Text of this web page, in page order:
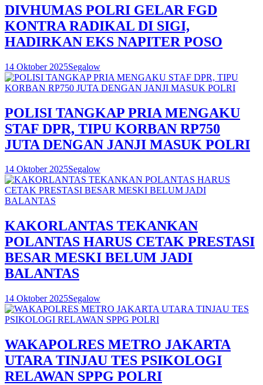
DIVHUMAS POLRI GELAR FGD
KONTRA RADIKAL DI SIGI,
HADIRKAN EKS NAPITER POSO
14 Oktober 2025Segalow
POLISI TANGKAP PRIA MENGAKU
STAF DPR, TIPU KORBAN RP750
JUTA DENGAN JANJI MASUK POLRI
14 Oktober 2025Segalow
KAKORLANTAS TEKANKAN
POLANTAS HARUS CETAK PRESTASI
BESAR MESKI BELUM JADI
BALANTAS
14 Oktober 2025Segalow
WAKAPOLRES METRO JAKARTA
UTARA TINJAU TES PSIKOLOGI
RELAWAN SPPG POLRI